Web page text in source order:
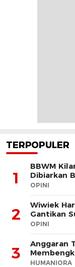
TERPOPULER
1
BBWM
Dibiarkan
OPINI
2
Wiwiek
Gantikan
OPINI
3
Anggaran
HUMANIORA